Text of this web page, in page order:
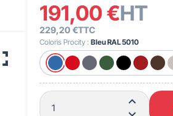
Accessibilité PMR
191,00 €HT
229,20 €TTC
Coloris Procity :Bleu RAL 5010